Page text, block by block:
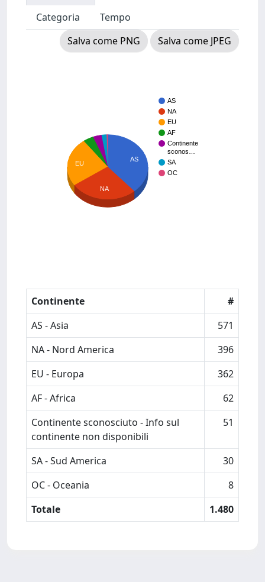
Categoria
Tempo
Salva come PNG
Salva come JPEG
AS
NA
EU
AF
Continente
sconos…
SA
OC
AS
EU
NA
Continente
#
AS - Asia
571
NA - Nord America
396
EU - Europa
362
AF - Africa
62
Continente sconosciuto - Info sul
continente non disponibili
51
SA - Sud America
30
OC - Oceania
8
Totale
1.480